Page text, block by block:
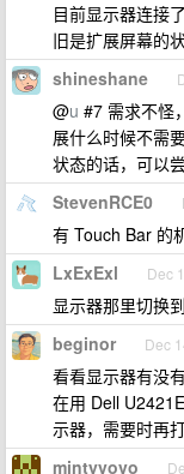
目前显示器连接
旧是扩展屏幕的
shineshane
@u #7 需求不怪
展什么时候不需
状态的话，可以
StevenRCE0
有 Touch Bar 的
LxExExl Dec
显示器那里切换
beginor Dec
看看显示器有没
在用 Dell
示器，需要时再
mintyvovo